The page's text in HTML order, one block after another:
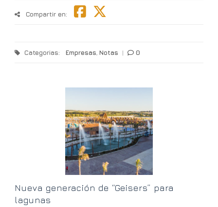
Compartir en:
Categorias: Empresas Notas | 0
Nueva generación de “Geisers” para
lagunas